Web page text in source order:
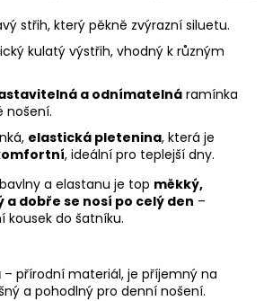
střih, který pěkně zvýrazní siluetu.
kulatý výstřih, vhodný k různým
a odnímatelnáramínka
nošení.
elastická pletenina, která je
, ideální pro teplejší dny.
a elastanu je top měkký,
a dobře se nosí po celý den –
kousek do šatníku.
– přírodní materiál, je příjemný na
a pohodlný pro denní nošení.